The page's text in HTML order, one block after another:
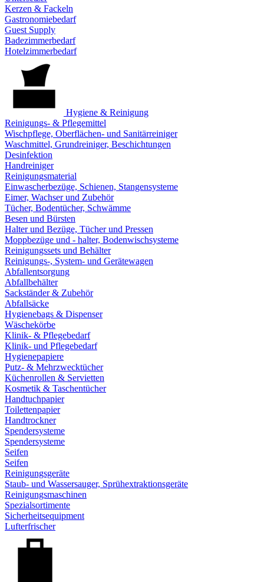
Kerzen & Fackeln
Gastronomiebedarf
Guest Supply
Badezimmerbedarf
Hotelzimmerbedarf
Hygiene & Reinigung
Reinigungs- & Pflegemittel
Wischpflege, Oberflächen- und Sanitärreiniger
Waschmittel, Grundreiniger, Beschichtungen
Desinfektion
Handreiniger
Reinigungsmaterial
Einwascherbezüge, Schienen, Stangensysteme
Eimer, Wachser und Zubehör
Tücher, Bodentücher, Schwämme
Besen und Bürsten
Halter und Bezüge, Tücher und Pressen
Moppbezüge und - halter, Bodenwischsysteme
Reinigungssets und Behälter
Reinigungs-, System- und Gerätewagen
Abfallentsorgung
Abfallbehälter
Sackständer & Zubehör
Abfallsäcke
Hygienebags & Dispenser
Wäschekörbe
Klinik- & Pflegebedarf
Klinik- und Pflegebedarf
Hygienepapiere
Putz- & Mehrzwecktücher
Küchenrollen & Servietten
Kosmetik & Taschentücher
Handtuchpapier
Toilettenpapier
Handtrockner
Spendersysteme
Spendersysteme
Seifen
Seifen
Reinigungsgeräte
Staub- und Wassersauger, Sprühextraktionsgeräte
Reinigungsmaschinen
Spezialsortimente
Sicherheitsequipment
Lufterfrischer